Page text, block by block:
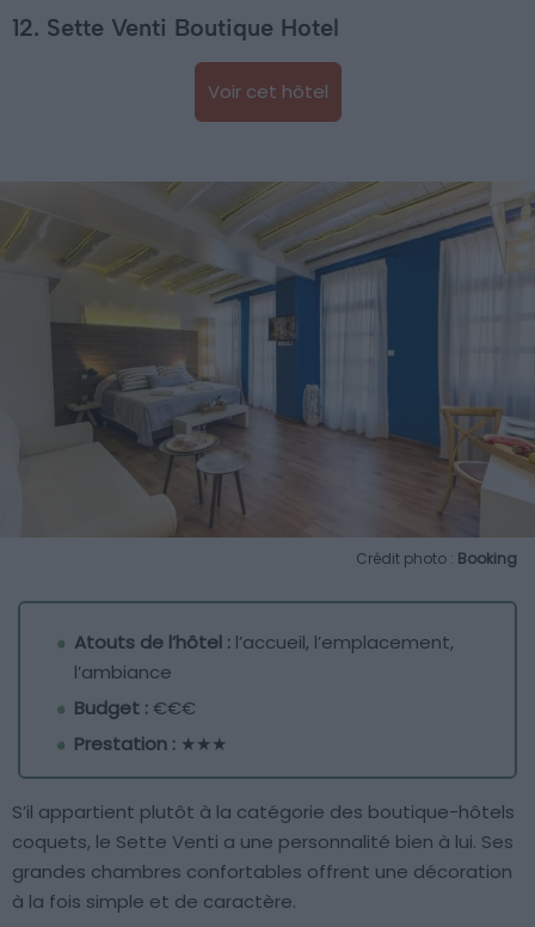
12. Sette Venti Boutique Hotel
Voir cet hôtel
Crédit photo : Booking
Atouts de l’hôtel : l’accueil, l’emplacement,
l’ambiance
Budget :€€€
Prestation : ★★★
S’il appartient plutôt à la catégorie des boutique-hôtels
coquets, le Sette Venti a une personnalité bien à lui. Ses
grandes chambres confortables offrent une décoration
à la fois simple et de caractère.